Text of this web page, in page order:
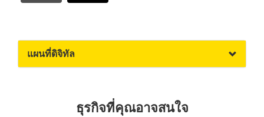
แผนที่ดิจิทัล
ธุรกิจที่คุณอาจสนใจ